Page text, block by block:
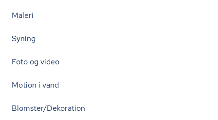
Maleri
Syning
Foto og video
Motion i vand
Blomster/Dekoration